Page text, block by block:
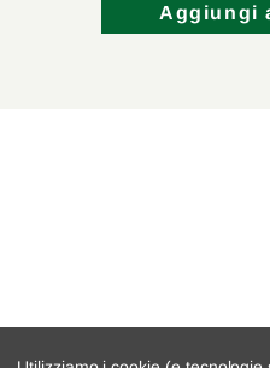
Aggiungi